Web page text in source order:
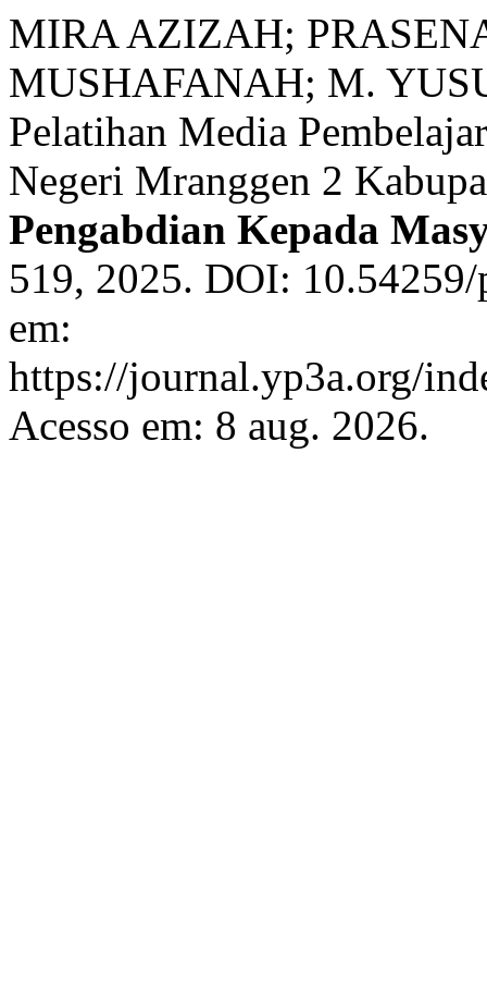
MIRA AZIZAH;
MUSHAFANAH; M.
Pelatihan Media
Negeri Mranggen 2
Pengabdian Kepada
519, 2025. DOI:
em:
https://journal.yp3a.org/
Acesso em: 8 aug. 2026.